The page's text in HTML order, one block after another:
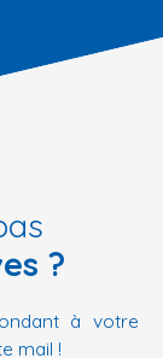
?
à votre
mail !